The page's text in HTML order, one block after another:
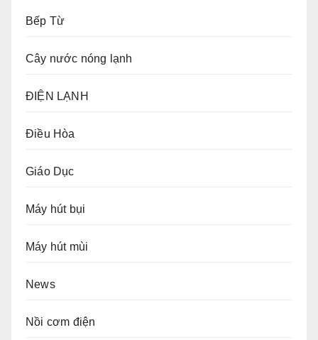
Bếp Từ
Cây nước nóng lạnh
ĐIỆN LẠNH
Điều Hòa
Giáo Dục
Máy hút bụi
Máy hút mùi
News
Nồi cơm điện